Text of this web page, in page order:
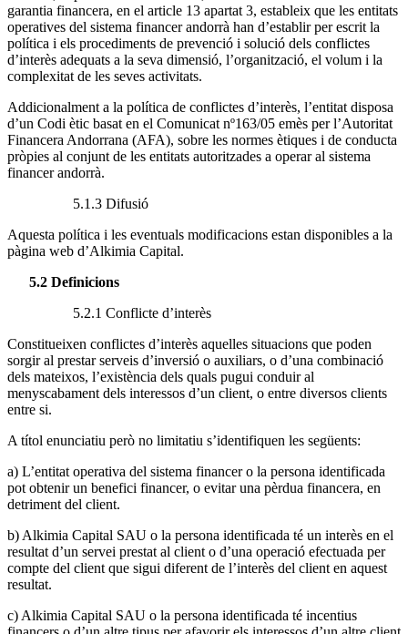
garantia financera, en el article 13 apartat 3, estableix que les entitats
operatives del sistema financer andorrà han d’establir per escrit la
política i els procediments de prevenció i solució dels conflictes
d’interès adequats a la seva dimensió, l’organització, el volum i la
complexitat de les seves activitats.
Addicionalment a la política de conflictes d’interès, l’entitat disposa
d’un Codi ètic basat en el Comunicat nº163/05 emès per l’Autoritat
Financera Andorrana (AFA), sobre les normes ètiques i de conducta
pròpies al conjunt de les entitats autoritzades a operar al sistema
financer andorrà.
5.1.3 Difusió
Aquesta política i les eventuals modificacions estan disponibles a la
pàgina web d’Alkimia Capital.
5.2 Definicions
5.2.1 Conflicte d’interès
Constitueixen conflictes d’interès aquelles situacions que poden
sorgir al prestar serveis d’inversió o auxiliars, o d’una combinació
dels mateixos, l’existència dels quals pugui conduir al
menyscabament dels interessos d’un client, o entre diversos clients
entre si.
A títol enunciatiu però no limitatiu s’identifiquen les següents:
a) L’entitat operativa del sistema financer o la persona identificada
pot obtenir un benefici financer, o evitar una pèrdua financera, en
detriment del client.
b) Alkimia Capital SAU o la persona identificada té un interès en el
resultat d’un servei prestat al client o d’una operació efectuada per
compte del client que sigui diferent de l’interès del client en aquest
resultat.
c) Alkimia Capital SAU o la persona identificada té incentius